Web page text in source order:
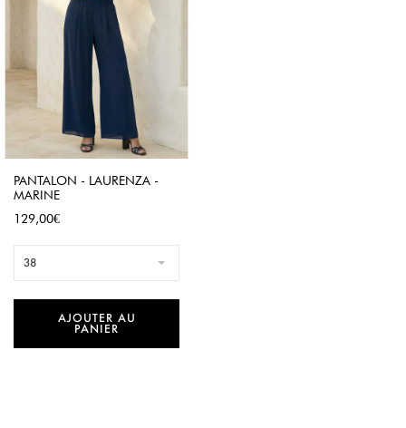
PANTALON - LAURENZA -
MARINE
Prix
129,00€
38
AJOUTER AU
PANIER